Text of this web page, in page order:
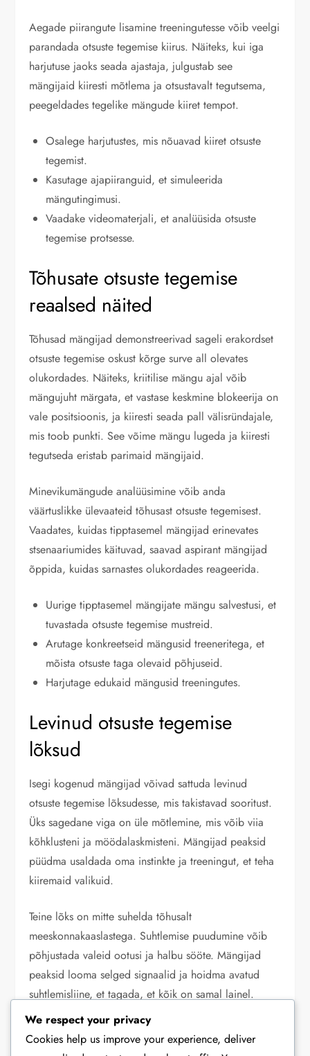
Aegade piirangute lisamine treeningutesse võib veelgi
parandada otsuste tegemise kiirus. Näiteks, kui iga
harjutuse jaoks seada ajastaja, julgustab see
mängijaid kiiresti mõtlema ja otsustavalt tegutsema,
peegeldades tegelike mängude kiiret tempot.
Osalege harjutustes, mis nõuavad kiiret otsuste
tegemist.
Kasutage ajapiiranguid, et simuleerida
mängutingimusi.
Vaadake videomaterjali, et analüüsida otsuste
tegemise protsesse.
Tõhusate otsuste tegemise
reaalsed näited
Tõhusad mängijad demonstreerivad sageli erakordset
otsuste tegemise oskust kõrge surve all olevates
olukordades. Näiteks, kriitilise mängu ajal võib
mängujuht märgata, et vastase keskmine blokeerija on
vale positsioonis, ja kiiresti seada pall välisründajale,
mis toob punkti. See võime mängu lugeda ja kiiresti
tegutseda eristab parimaid mängijaid.
Minevikumängude analüüsimine võib anda
väärtuslikke ülevaateid tõhusast otsuste tegemisest.
Vaadates, kuidas tipptasemel mängijad erinevates
stsenaariumides käituvad, saavad aspirant mängijad
õppida, kuidas sarnastes olukordades reageerida.
Uurige tipptasemel mängijate mängu salvestusi, et
tuvastada otsuste tegemise mustreid.
Arutage konkreetseid mängusid treeneritega, et
mõista otsuste taga olevaid põhjuseid.
Harjutage edukaid mängusid treeningutes.
Levinud otsuste tegemise
lõksud
Isegi kogenud mängijad võivad sattuda levinud
otsuste tegemise lõksudesse, mis takistavad sooritust.
Üks sagedane viga on üle mõtlemine, mis võib viia
kõhklusteni ja möödalaskmisteni. Mängijad peaksid
püüdma usaldada oma instinkte ja treeningut, et teha
kiiremaid valikuid.
Teine lõks on mitte suhelda tõhusalt
meeskonnakaaslastega. Suhtlemise puudumine võib
põhjustada valeid ootusi ja halbu sööte. Mängijad
peaksid looma selged signaalid ja hoidma avatud
suhtlemisliine, et tagada, et kõik on samal lainel.
Vältige üle mõtlemist; usaldage oma treeningut ja
instinkte.
We respect your privacy
Cookies help us improve your experience, deliver